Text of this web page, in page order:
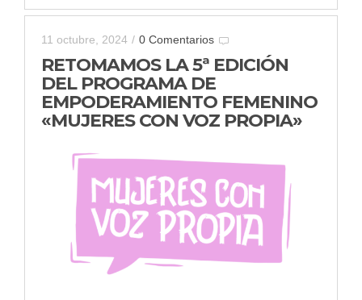
11 octubre, 2024 / 0 Comentarios
RETOMAMOS LA 5ª EDICIÓN
DEL PROGRAMA DE
EMPODERAMIENTO FEMENINO
«MUJERES CON VOZ PROPIA»